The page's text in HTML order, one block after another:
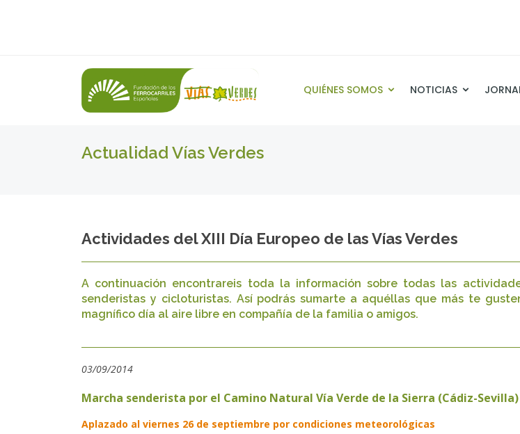
QUIÉNES SOMOS NOTICIAS
Actualidad Vías Verdes
Actividades del XIII Día Europeo de las Vías Verdes
A continuación encontrareis toda la información sobre todas las
senderistas y cicloturistas. Así podrás sumarte a aquéllas que más te
magnífico día al aire libre en compañía de la familia o amigos.
03/09/2014
Marcha senderista por el Camino Natural Vía Verde de la Sierra (Cádiz-Sevilla)
Aplazado al viernes 26 de septiembre por condiciones meteorológicas